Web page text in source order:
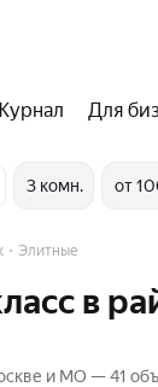
Для
3 комн. от
Элитные
в
и МО — 41